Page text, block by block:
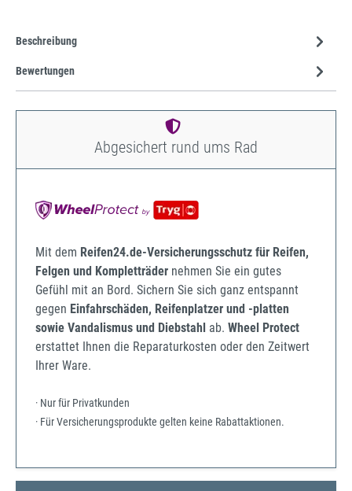
Beschreibung
Bewertungen
Abgesichert rund ums Rad
Mit dem Reifen24.de-Versicherungsschutz für Reifen,
Felgen und Kompletträder nehmen Sie ein gutes
Gefühl mit an Bord. Sichern Sie sich ganz entspannt
gegen Einfahrschäden, Reifenplatzer und -platten
sowie Vandalismus und Diebstahl ab. Wheel Protect
erstattet Ihnen die Reparaturkosten oder den Zeitwert
Ihrer Ware.
· Nur für Privatkunden
· Für Versicherungsprodukte gelten keine Rabattaktionen.